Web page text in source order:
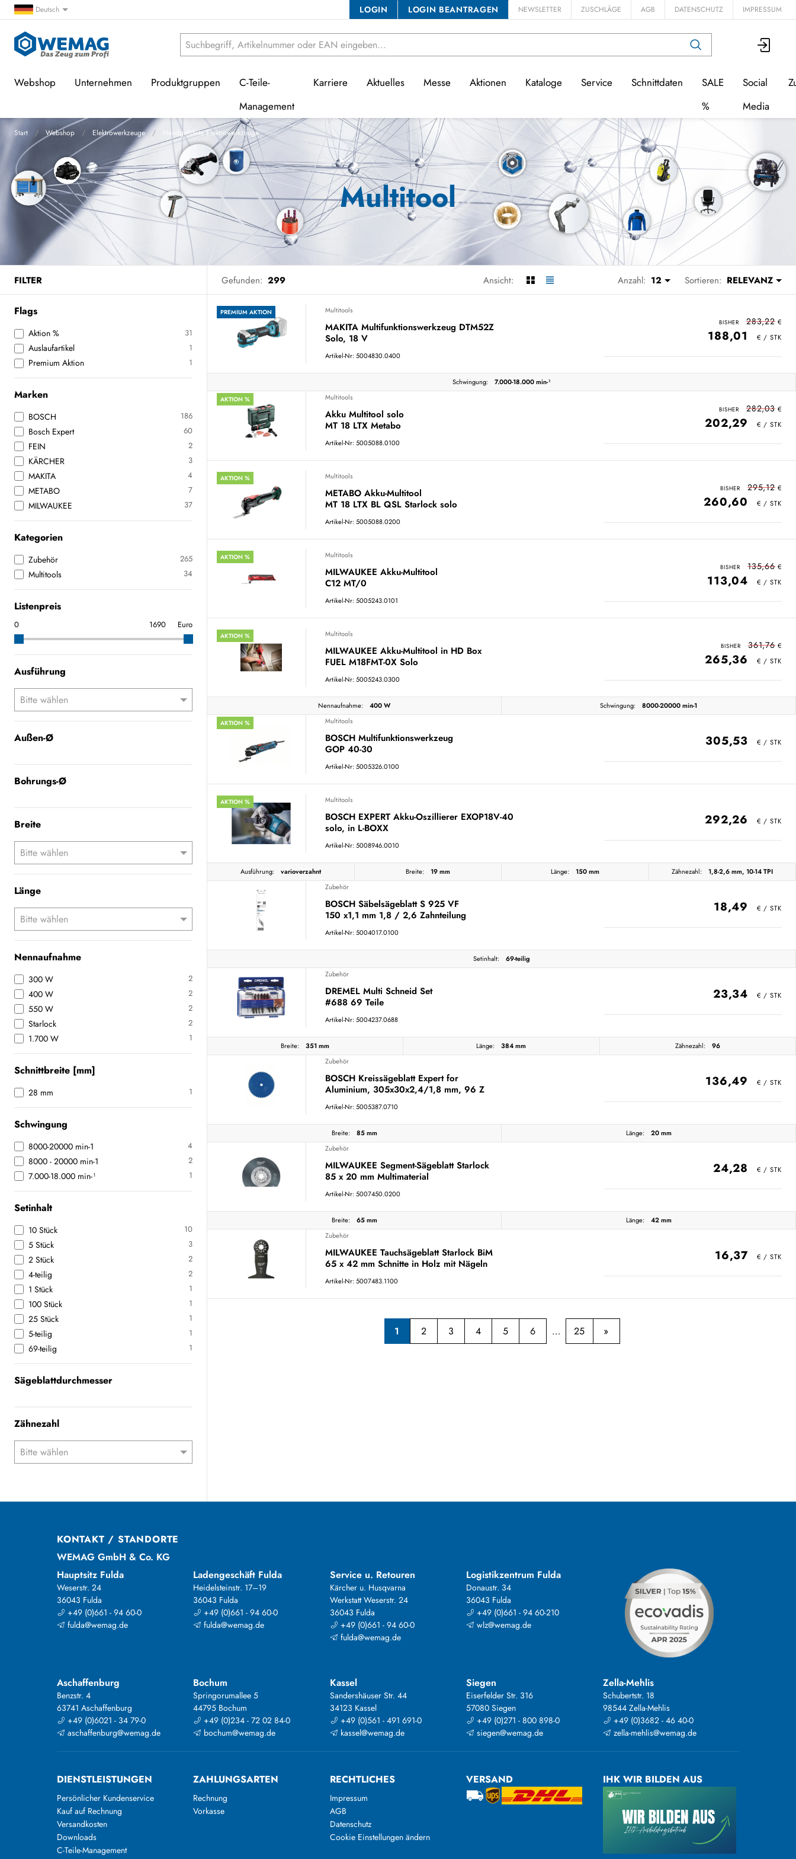
Deutsch LOGIN LOGIN BEANTRAGEN NEWSLETTER ZUSCHLÄGE AGB DATENSCHUTZ IMPRESSUM
Webshop Unternehmen Produktgruppen
C-Teile-
Management
Karriere Aktuelles Messe Aktionen Kataloge Service Schnittdaten
SALE
%
Social
Media
Start Webshop Elektrowerkzeuge Handgeführte Elektrowerkzeuge
Multitool
FILTER Gefunden: 299 Ansicht: Anzahl: 12 Sortieren: RELEVANZ
Flags
Aktion % 31
Auslaufartikel 1
Premium Aktion 1
Marken
BOSCH 186
Bosch Expert 60
FEIN 2
KÄRCHER 3
MAKITA 4
METABO 7
MILWAUKEE 37
Kategorien
Zubehör 265
Multitools 34
Listenpreis
Euro
Ausführung
Außen-Ø
Bohrungs-Ø
Breite
Länge
Nennaufnahme
300 W 2
400 W 2
550 W 2
Starlock 2
1.700 W 1
Schnittbreite [mm]
28 mm 1
Schwingung
8000-20000 min-1 4
8000 - 20000 min-1 2
7.000-18.000 min-¹ 1
Setinhalt
10 Stück 10
5 Stück 3
2 Stück 2
4-teilig 2
1 Stück 1
100 Stück 1
25 Stück 1
5-teilig 1
69-teilig 1
Sägeblattdurchmesser
Zähnezahl
PREMIUM AKTION Multitools
MAKITA Multifunktionswerkzeug DTM52Z
Solo, 18 V
Artikel-Nr: 5004830.0400
283,22
188,01
Schwingung: 7.000-18.000 min-¹
AKTION % Multitools
Akku Multitool solo
MT 18 LTX Metabo
Artikel-Nr: 5005088.0100
282,03
202,29
AKTION % Multitools
METABO Akku-Multitool
MT 18 LTX BL QSL Starlock solo
Artikel-Nr: 5005088.0200
295,12
260,60
AKTION % Multitools
MILWAUKEE Akku-Multitool
C12 MT/0
Artikel-Nr: 5005243.0101
135,66
113,04
AKTION % Multitools
MILWAUKEE Akku-Multitool in HD Box
FUEL M18FMT-0X Solo
Artikel-Nr: 5005243.0300
361,76
265,36
Nennaufnahme: 400 W Schwingung: 8000-20000 min-1
AKTION % Multitools
BOSCH Multifunktionswerkzeug
GOP 40-30
Artikel-Nr: 5005326.0100
305,53
AKTION % Multitools
BOSCH EXPERT Akku-Oszillierer EXOP18V-40
solo, in L-BOXX
Artikel-Nr: 5008946.0010
292,26
Ausführung: varioverzahnt Breite: 19 mm Länge: 150 mm Zähnezahl:
1,8-2,6 mm, 10-14 TPI
Zubehör
BOSCH Säbelsägeblatt S 925 VF
150 x1,1 mm 1,8 / 2,6 Zahnteilung
Artikel-Nr: 5004017.0100
18,49
Setinhalt:
69-teilig
Zubehör
DREMEL Multi Schneid Set
#688 69 Teile
Artikel-Nr: 5004237.0688
23,34
Breite: 351 mm Länge: 384 mm Zähnezahl:
96
Zubehör
BOSCH Kreissägeblatt Expert for
Aluminium, 305x30x2,4/1,8 mm, 96 Z
Artikel-Nr: 5005387.0710
136,49
Breite: 85 mm Länge:
20 mm
Zubehör
MILWAUKEE Segment-Sägeblatt Starlock
85 x 20 mm Multimaterial
Artikel-Nr: 5007450.0200
24,28
Breite: 65 mm Länge:
42 mm
Zubehör
MILWAUKEE Tauchsägeblatt Starlock BiM
65 x 42 mm Schnitte in Holz mit Nägeln
Artikel-Nr: 5007483.1100
16,37
1 2 3 4 5 6 25
KONTAKT / STANDORTE
WEMAG GmbH & Co. KG
Hauptsitz Fulda
Weserstr. 24
36043 Fulda
+49 (0)661 - 94 60-0
fulda@wemag.de
Ladengeschäft Fulda
Heidelsteinstr. 17–19
36043 Fulda
+49 (0)661 - 94 60-0
fulda@wemag.de
Service u. Retouren
Kärcher u. Husqvarna
Werkstatt Weserstr. 24
36043 Fulda
+49 (0)661 - 94 60-0
fulda@wemag.de
Logistikzentrum Fulda
Donaustr. 34
36043 Fulda
+49 (0)661 - 94 60-210
wlz@wemag.de
Aschaffenburg
Benzstr. 4
63741 Aschaffenburg
+49 (0)6021 - 34 79-0
aschaffenburg@wemag.de
Bochum
Springorumallee 5
44795 Bochum
+49 (0)234 - 72 02 84-0
bochum@wemag.de
Kassel
Sandershäuser Str. 44
34123 Kassel
+49 (0)561 - 491 691-0
kassel@wemag.de
Siegen
Eiserfelder Str. 316
57080 Siegen
+49 (0)271 - 800 898-0
siegen@wemag.de
Zella-Mehlis
Schubertstr. 18
98544 Zella-Mehlis
+49 (0)3682 - 46 40-0
zella-mehlis@wemag.de
DIENSTLEISTUNGEN
Persönlicher Kundenservice
Kauf auf Rechnung
Versandkosten
Downloads
C-Teile-Management
ZAHLUNGSARTEN
Rechnung
Vorkasse
RECHTLICHES
Impressum
AGB
Datenschutz
Cookie Einstellungen ändern
VERSAND IHK WIR BILDEN AUS